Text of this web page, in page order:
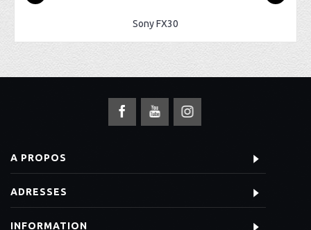
Sony FX30
A PROPOS
ADRESSES
INFORMATION